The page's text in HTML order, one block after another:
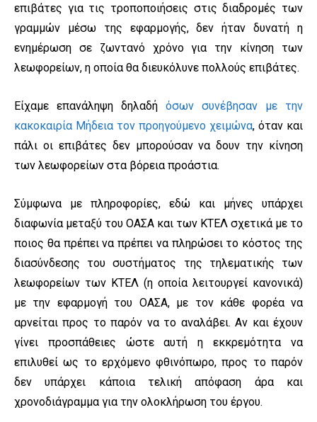
επιβάτες για τις τροποποιήσεις στις διαδρομές των
γραμμών μέσω της εφαρμογής, δεν ήταν δυνατή η
ενημέρωση σε ζωντανό χρόνο για την κίνηση των
λεωφορείων, η οποία θα διευκόλυνε πολλούς επιβάτες.
Είχαμε επανάληψη δηλαδή όσων συνέβησαν με την
κακοκαιρία Μήδεια τον προηγούμενο χειμώνα, όταν και
πάλι οι επιβάτες δεν μπορούσαν να δουν την κίνηση
των λεωφορείων στα βόρεια προάστια.
Σύμφωνα με πληροφορίες, εδώ και μήνες υπάρχει
διαφωνία μεταξύ του ΟΑΣΑ και των ΚΤΕΛ σχετικά με το
ποιος θα πρέπει να πρέπει να πληρώσει το κόστος της
διασύνδεσης του συστήματος της τηλεματικής των
λεωφορείων των ΚΤΕΛ (η οποία λειτουργεί κανονικά)
με την εφαρμογή του ΟΑΣΑ, με τον κάθε φορέα να
αρνείται προς το παρόν να το αναλάβει. Αν και έχουν
γίνει προσπάθειες ώστε αυτή η εκκρεμότητα να
επιλυθεί ως το ερχόμενο φθινόπωρο, προς το παρόν
δεν υπάρχει κάποια τελική απόφαση άρα και
χρονοδιάγραμμα για την ολοκλήρωση του έργου.